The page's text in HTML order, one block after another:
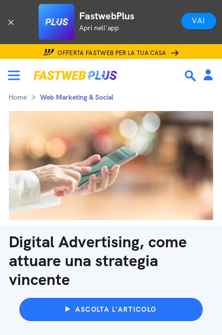
FastwebPlus
Apri nell'app
VAI
OFFERTA FASTWEB PER LA TUA CASA
Home Web Marketing & Social
Digital Advertising, come
attuare una strategia
vincente
ASCOLTA L'ARTICOLO